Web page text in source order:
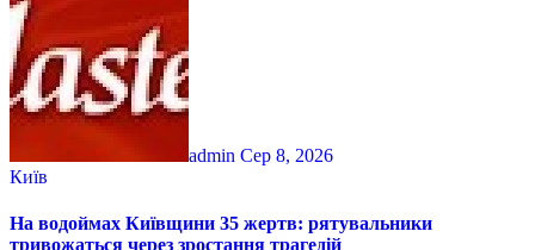
admin Сер 8, 2026
Київ
На водоймах Київщини 35 жертв: рятувальники
тривожаться через зростання трагедій